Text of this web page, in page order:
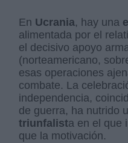
En Ucrania, hay una
alimentada por el
el decisivo apoyo
(norteamericano,
esas operaciones
combate. La
independencia,
de guerra, ha nutrido
triunfalista en el que
que la motivación.